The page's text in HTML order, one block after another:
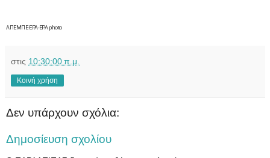
ΑΠΕΜΠΕ-EPA-EPA photo
στις 10:30:00 π.μ.
Κοινή χρήση
Δεν υπάρχουν σχόλια:
Δημοσίευση σχολίου